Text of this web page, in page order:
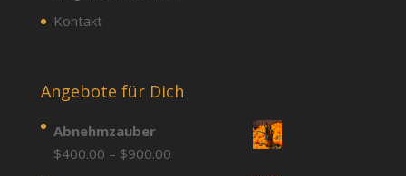
Kontakt
Angebote für Dich
Abnehmzauber
$400.00 – $900.00Price